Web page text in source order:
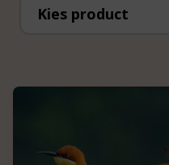
Kies product